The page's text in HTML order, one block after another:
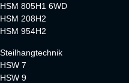
HSM 805H1 6WD
HSM 208H2
HSM 954H2
Steilhangtechnik
HSW 7
HSW 9